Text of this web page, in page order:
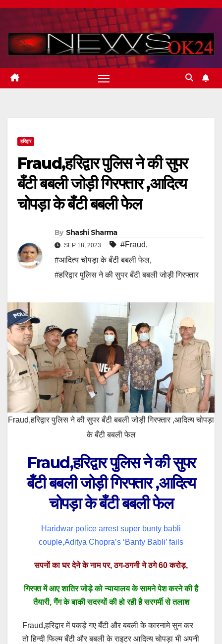
Skip
content
हरिद्वार
Fraud,हरिद्वार पुलिस ने की सुपर
बँटी बबली जोड़ी गिरफ्तार ,आदित्य
चोपड़ा के बँटी बबली फेल
By Shashi Sharma
SEP 18, 2023 #Fraud,
#आदित्य चोपड़ा के बँटी बबली फेल,
#हरिद्वार पुलिस ने की सुपर बँटी बबली जोड़ी गिरफ्तार
Fraud,हरिद्वार पुलिस ने की सुपर बँटी बबली जोड़ी गिरफ्तार ,आदित्य चोपड़ा
के बँटी बबली फेल
Fraud,हरिद्वार पुलिस ने की सुपर
बँटी बबली जोड़ी गिरफ्तार ,आदित्य
चोपड़ा के बँटी बबली फेल
Haridwar police arrest super bunty babli
couple,Aditya Chopra’s ‘Banty Babli’ fails
सपनों का घर देने के नाम पर, ठग-ठगनी ने ठगे 60 करोड़,
गिरफ्त में आए शातिर जोड़े को न्यायालय के सामने पेश करने की है
तैयारी, गैंग के बाकी सदस्यों की हो रही है सरगर्मी से तलाश
Fraud,हरिद्वार में पकड़े गए बँटी और बबली के कारनामे सुन कर
तो हिन्दी फिल्म बँटी और बबली के राइटर आदित्य चोपड़ा भी अपनी